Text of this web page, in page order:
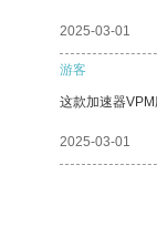
2025-03-01
游客
这款加速器
2025-03-01